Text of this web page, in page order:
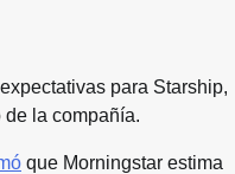
para Starship,
la compañía.
que Morningstar estima